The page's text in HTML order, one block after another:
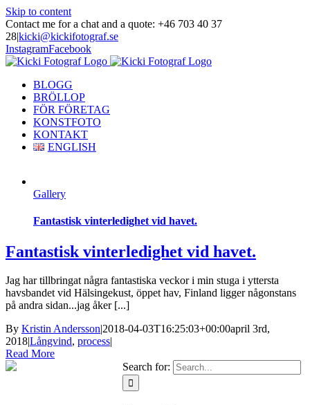
Skip to content
Contact me for a chat and a quote: +46 703 40 37
28|kicki@kickifotograf.se
InstagramFacebook
BLOGG
BRÖLLOP
FÖR FÖRETAG
KONSTFOTO
KONTAKT
ENGLISH
Gallery
Fantastisk vinterledighet vid havet.
Fantastisk vinterledighet vid havet.
Jag har tillbringat några fantastiska veckor i min stuga i yttersta
havsbandet vid Hälsingekust, öppet hav, Finland ligger någonstans
på andra sidan...jag åker [...]
By Kristin Andersson|2018-04-03T16:25:03+00:00april 3rd,
2018|Långvind, process|
Read More
Search for: